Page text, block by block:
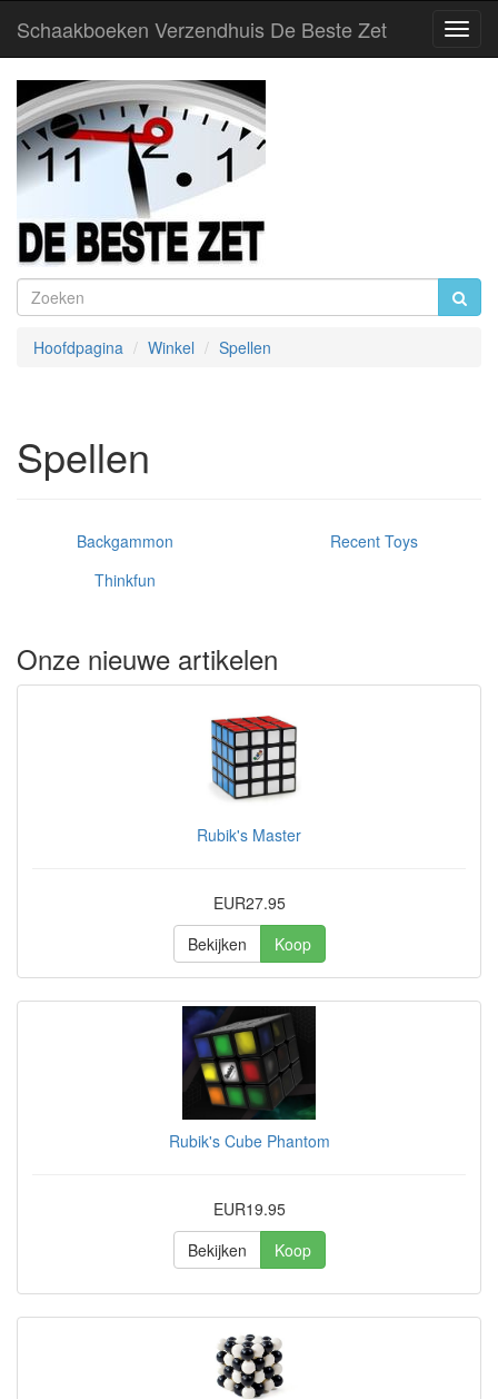
Schaakboeken Verzendhuis De Beste Zet
Hoofdpagina Winkel Spellen
Spellen
Backgammon
Recent Toys
Thinkfun
Onze nieuwe artikelen
Rubik's Master
EUR27.95
Bekijken
Koop
Rubik's Cube Phantom
EUR19.95
Bekijken
Koop